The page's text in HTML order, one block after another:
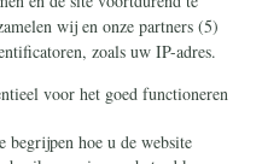
Contact
Ontvang onze Telegram-
berichten